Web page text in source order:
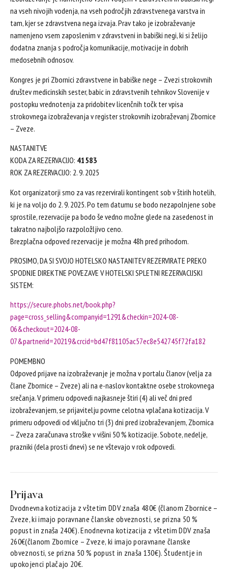
na vseh nivojih vodenja, na vseh področjih zdravstvenega varstva in
tam, kjer se zdravstvena nega izvaja. Prav tako je izobraževanje
namenjeno vsem zaposlenim v zdravstveni in babiški negi, ki si želijo
dodatna znanja s področja komunikacije, motivacije in dobrih
medosebnih odnosov.
Kongres je pri Zbornici zdravstvene in babiške nege – Zvezi strokovnih
društev medicinskih sester, babic in zdravstvenih tehnikov Slovenije v
postopku vrednotenja za pridobitev licenčnih točk ter vpisa
strokovnega izobraževanja v register strokovnih izobraževanj Zbornice
– Zveze.
NASTANITVE
KODA ZA REZERVACIJO: 41583
ROK ZA REZERVACIJO: 2. 9. 2025
Kot organizatorji smo za vas rezervirali kontingent sob v štirih hotelih,
ki je na voljo do 2. 9. 2025. Po tem datumu se bodo nezapolnjene sobe
sprostile, rezervacije pa bodo še vedno možne glede na zasedenost in
takratno najboljšo razpoložljivo ceno.
Brezplačna odpoved rezervacije je možna 48h pred prihodom.
PROSIMO, DA SI SVOJO HOTELSKO NASTANITEV REZERVIRATE PREKO
SPODNJE DIREKTNE POVEZAVE V HOTELSKI SPLETNI REZERVACIJSKI
SISTEM:
https://secure.phobs.net/book.php?
page=cross_selling&companyid=1291&checkin=2024-08-
06&checkout=2024-08-
07&partnerid=20219&crcid=bd47f81105ac57ec8e542745f72fa182
POMEMBNO
Odpoved prijave na izobraževanje je možna v portalu članov (velja za
člane Zbornice – Zveze) ali na e-naslov kontaktne osebe strokovnega
srečanja. V primeru odpovedi najkasneje štiri (4) ali več dni pred
izobraževanjem, se prijavitelju povrne celotna vplačana kotizacija. V
primeru odpovedi od vključno tri (3) dni pred izobraževanjem, Zbornica
– Zveza zaračunava stroške v višini 50 % kotizacije. Sobote, nedelje,
prazniki (dela prosti dnevi) se ne vštevajo v rok odpovedi.
Prijava
Dvodnevna kotizacija z vštetim DDV znaša 480€ (članom Zbornice –
Zveze, ki imajo poravnane članske obveznosti, se prizna 50 %
popust in znaša 240€). Enodnevna kotizacija z vštetim DDV znaša
260€(članom Zbornice – Zveze, ki imajo poravnane članske
obveznosti, se prizna 50 % popust in znaša 130€). Študentje in
upokojenci plačajo 20€.